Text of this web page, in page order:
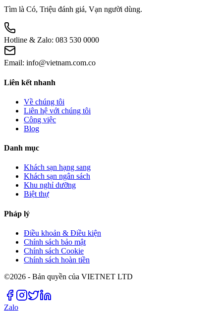
Tìm là Có, Triệu đánh giá, Vạn người dùng.
Hotline & Zalo: 083 530 0000
Email: info@vietnam.com.co
Liên kết nhanh
Về chúng tôi
Liên hệ với chúng tôi
Công việc
Blog
Danh mục
Khách sạn hạng sang
Khách sạn ngân sách
Khu nghỉ dưỡng
Biệt thự
Pháp lý
Điều khoản & Điều kiện
Chính sách bảo mật
Chính sách Cookie
Chính sách hoàn tiền
©2026 - Bản quyền của VIETNET LTD
Zalo